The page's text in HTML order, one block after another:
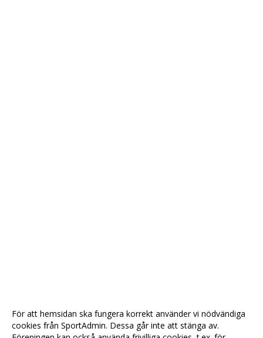
För att hemsidan ska fungera korrekt använder vi nödvändiga
cookies från SportAdmin. Dessa går inte att stänga av.